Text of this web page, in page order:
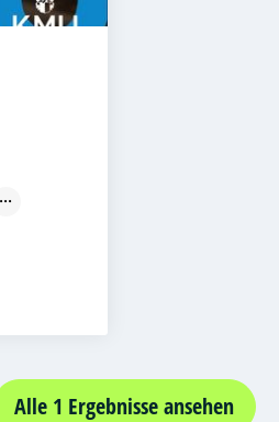
Alle 1 Ergebnisse ansehen